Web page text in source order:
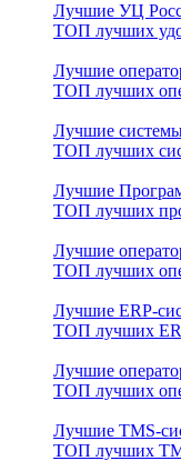
Лучшие УЦ
ТОП лучших
Лучшие
ТОП лучших
Лучшие
ТОП лучших
Лучшие
ТОП лучших
Лучшие
ТОП лучших
Лучшие ERP-
ТОП лучших
Лучшие
ТОП лучших
Лучшие TMS-
ТОП лучших